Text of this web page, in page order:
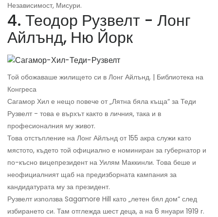
Независимост, Мисури.
4. Теодор Рузвелт - Лонг
Айлънд, Ню Йорк
Той обожаваше жилището си в Лонг Айлънд. | Библиотека на
Конгреса
Сагамор Хил е нещо повече от „Лятна бяла къща“ за Теди
Рузвелт - това е върхът както в личния, така и в
професионалния му живот.
Това отстъпление на Лонг Айлънд от 155 акра служи като
мястото, където той официално е номиниран за губернатор и
по-късно вицепрезидент на Уилям Маккинли. Това беше и
неофициалният щаб на предизборната кампания за
кандидатурата му за президент.
Рузвелт използва Sagamore Hill като „летен бял дом“ след
избирането си. Там отглежда шест деца, а на 6 януари 1919 г.